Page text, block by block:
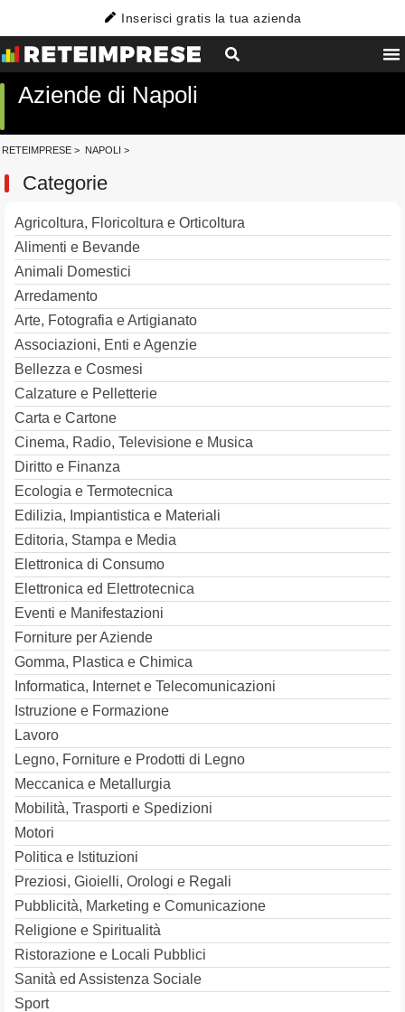
Inserisci gratis la tua azienda
Aziende di Napoli
RETEIMPRESE > NAPOLI >
Categorie
Agricoltura, Floricoltura e Orticoltura
Alimenti e Bevande
Animali Domestici
Arredamento
Arte, Fotografia e Artigianato
Associazioni, Enti e Agenzie
Bellezza e Cosmesi
Calzature e Pelletterie
Carta e Cartone
Cinema, Radio, Televisione e Musica
Diritto e Finanza
Ecologia e Termotecnica
Edilizia, Impiantistica e Materiali
Editoria, Stampa e Media
Elettronica di Consumo
Elettronica ed Elettrotecnica
Eventi e Manifestazioni
Forniture per Aziende
Gomma, Plastica e Chimica
Informatica, Internet e Telecomunicazioni
Istruzione e Formazione
Lavoro
Legno, Forniture e Prodotti di Legno
Meccanica e Metallurgia
Mobilità, Trasporti e Spedizioni
Motori
Politica e Istituzioni
Preziosi, Gioielli, Orologi e Regali
Pubblicità, Marketing e Comunicazione
Religione e Spiritualità
Ristorazione e Locali Pubblici
Sanità ed Assistenza Sociale
Sport